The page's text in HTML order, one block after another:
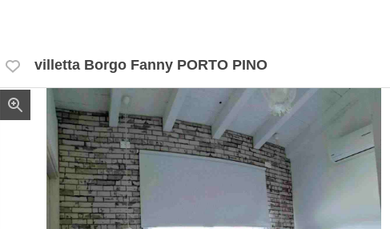
villetta Borgo Fanny PORTO PINO